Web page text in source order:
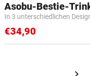
Asobu-Bestie-
In 3 unterschiedlichen
€34,90